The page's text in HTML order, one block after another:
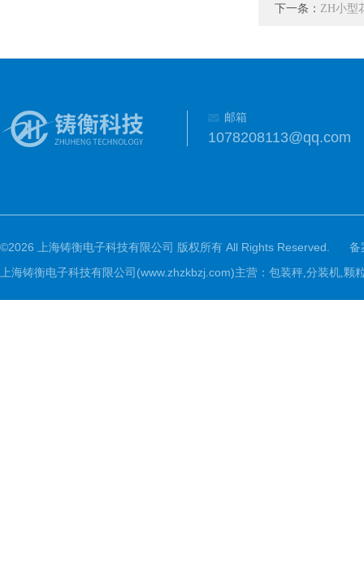
下一条： ZH小型
邮箱
1078208113@qq.com
©2026 上海铸衡电子科技有限公司 版权所有 All Rights Reserved.
备
上海铸衡电子科技有限公司(www.zhzkbzj.com)主营： 包装秤,分装机,颗